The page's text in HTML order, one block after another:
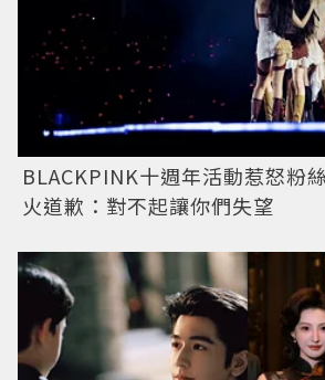
BLACKPINK十週年活動惹怒粉
火道歉：對不起讓你們失望